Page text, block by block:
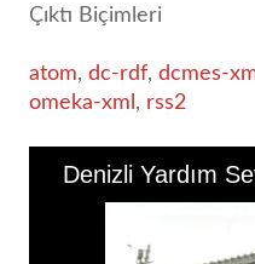
Çıktı Biçimleri
atom, dc-rdf, dcmes-
omeka-xml , rss2